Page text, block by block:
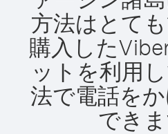
方法はとても
購入した
ットを利用
法で電話を
できま